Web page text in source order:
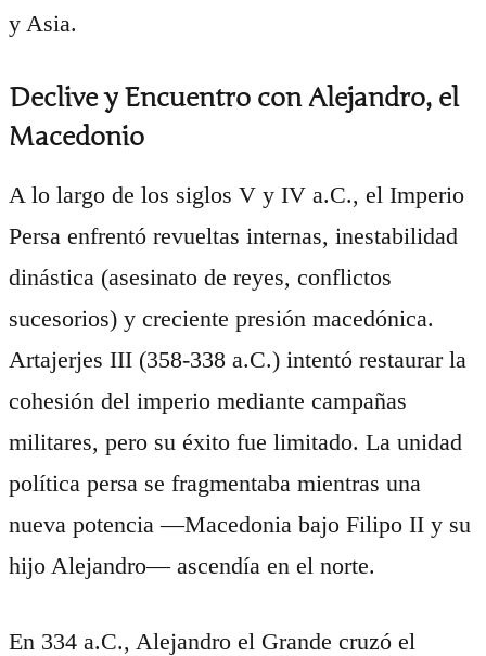
y Asia.
Declive y Encuentro con Alejandro, el
Macedonio
A lo largo de los siglos V y IV a.C., el Imperio
Persa enfrentó revueltas internas, inestabilidad
dinástica (asesinato de reyes, conflictos
sucesorios) y creciente presión macedónica.
Artajerjes III (358-338 a.C.) intentó restaurar la
cohesión del imperio mediante campañas
militares, pero su éxito fue limitado. La unidad
política persa se fragmentaba mientras una
nueva potencia —Macedonia bajo Filipo II y su
hijo Alejandro— ascendía en el norte.
En 334 a.C., Alejandro el Grande cruzó el